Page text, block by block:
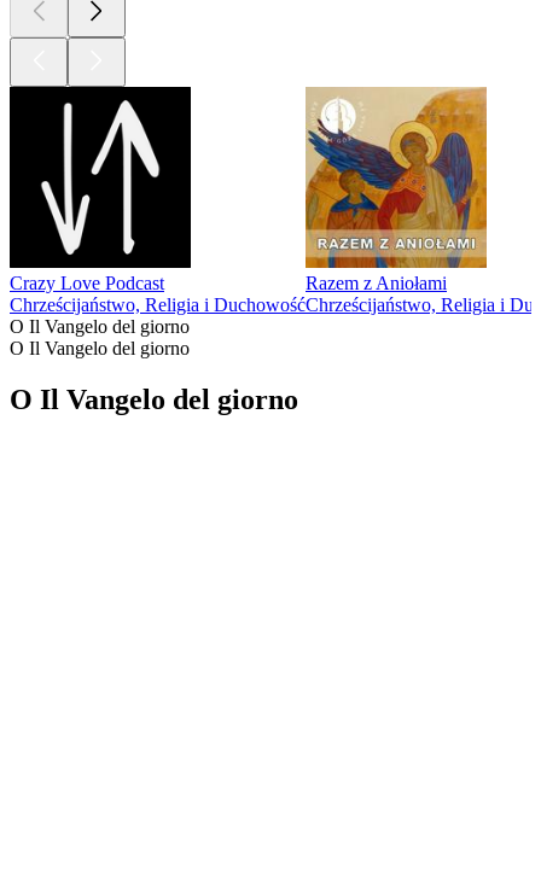
Crazy Love Podcast
Chrześcijaństwo, Religia i Duchowość
Razem z Aniołami
Chrześcijaństwo, Religia i
O Il Vangelo del giorno
O Il Vangelo del giorno
O Il Vangelo del giorno